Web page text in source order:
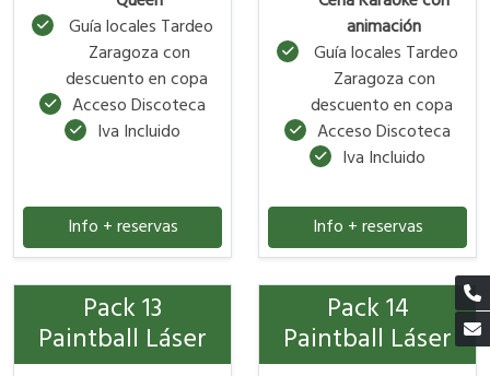
Guía locales Tardeo
Zaragoza con
descuento en copa
Acceso Discoteca
Iva Incluido
Info + reservas
animación
Guía locales Tardeo
Zaragoza con
descuento en copa
Acceso Discoteca
Iva Incluido
Info + reservas
Pack 13
Paintball Láser
Pack 14
Paintball Láser